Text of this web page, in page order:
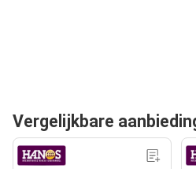
Vergelijkbare